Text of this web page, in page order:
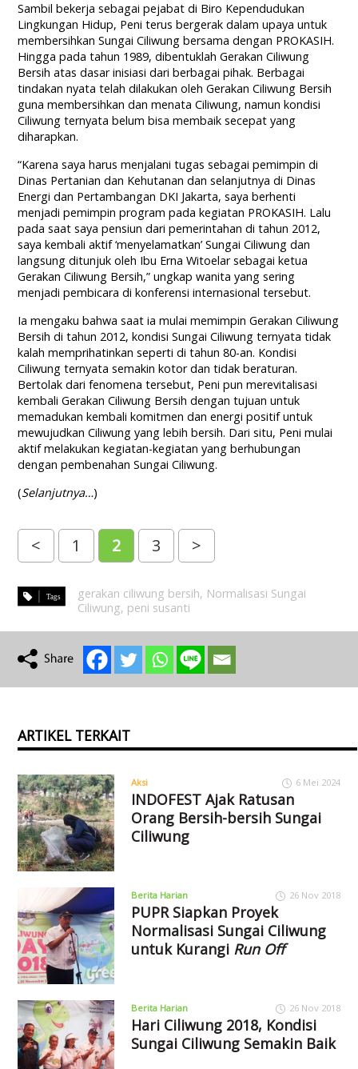
Sambil bekerja sebagai pejabat di Biro Kependudukan
Lingkungan Hidup, Peni terus bergerak dalam upaya untuk
membersihkan Sungai Ciliwung bersama dengan PROKASIH.
Hingga pada tahun 1989, dibentuklah Gerakan Ciliwung
Bersih atas dasar inisiasi dari berbagai pihak. Berbagai
tindakan nyata telah dilakukan oleh Gerakan Ciliwung Bersih
guna membersihkan dan menata Ciliwung, namun kondisi
Ciliwung ternyata belum bisa membaik secepat yang
diharapkan.
“Karena saya harus menjalani tugas sebagai pemimpin di
Dinas Pertanian dan Kehutanan dan selanjutnya di Dinas
Energi dan Pertambangan DKI Jakarta, saya berhenti
menjadi pemimpin program pada kegiatan PROKASIH. Lalu
pada saat saya pensiun dari pemerintahan di tahun 2012,
saya kembali aktif ‘menyelamatkan’ Sungai Ciliwung dan
langsung ditunjuk oleh Ibu Erna Witoelar sebagai ketua
Gerakan Ciliwung Bersih,” ungkap wanita yang sering
menjadi pembicara di konferensi internasional tersebut.
Ia mengaku bahwa saat ia mulai memimpin Gerakan Ciliwung
Bersih di tahun 2012, kondisi Sungai Ciliwung ternyata tidak
kalah memprihatinkan seperti di tahun 80-an. Kondisi
Ciliwung ternyata semakin kotor dan tidak beraturan.
Bertolak dari fenomena tersebut, Peni pun merevitalisasi
kembali Gerakan Ciliwung Bersih dengan tujuan untuk
memadukan kembali komitmen dan energi positif untuk
mewujudkan Ciliwung yang lebih bersih. Dari situ, Peni mulai
aktif melakukan kegiatan-kegiatan yang berhubungan
dengan pembenahan Sungai Ciliwung.
(Selanjutnya…)
< 1 2 3 >
gerakan ciliwung bersih, Normalisasi Sungai
Ciliwung, peni susanti
ARTIKEL TERKAIT
Aksi 6 Mei 2024
INDOFEST Ajak Ratusan
Orang Bersih-bersih Sungai
Ciliwung
Berita Harian 26 Nov 2018
PUPR Siapkan Proyek
Normalisasi Sungai Ciliwung
untuk Kurangi Run Off
Berita Harian 26 Nov 2018
Hari Ciliwung 2018, Kondisi
Sungai Ciliwung Semakin Baik